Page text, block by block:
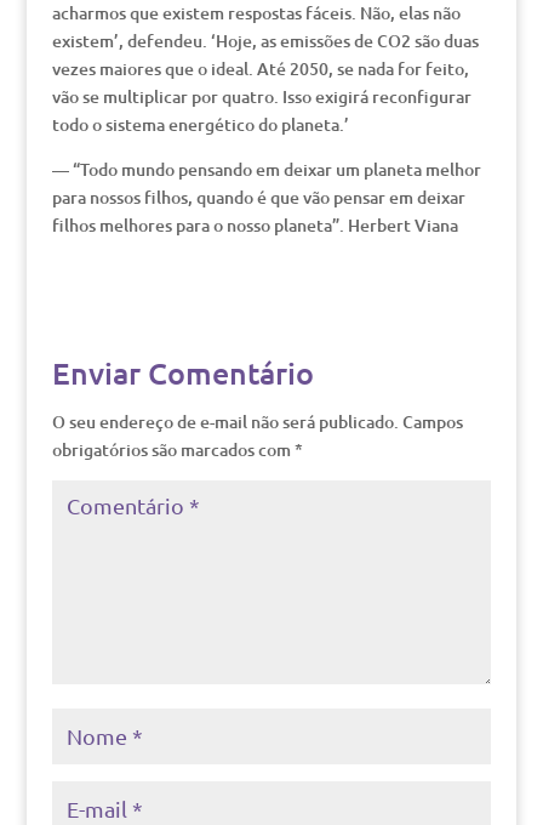
acharmos que existem respostas fáceis. Não, elas não
existem’, defendeu. ‘Hoje, as emissões de CO2 são duas
vezes maiores que o ideal. Até 2050, se nada for feito,
vão se multiplicar por quatro. Isso exigirá reconfigurar
todo o sistema energético do planeta.’
— “Todo mundo pensando em deixar um planeta melhor
para nossos filhos, quando é que vão pensar em deixar
filhos melhores para o nosso planeta”. Herbert Viana
Enviar Comentário
O seu endereço de e-mail não será publicado. Campos
obrigatórios são marcados com *